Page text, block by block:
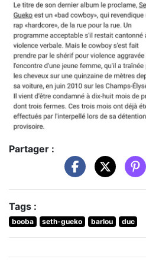
Partager :
Tags :
booba seth-gueko barlou duc